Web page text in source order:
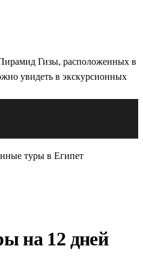
туры в Египет
на 12 дней